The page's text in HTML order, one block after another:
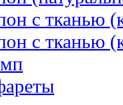
с тканью
с тканью